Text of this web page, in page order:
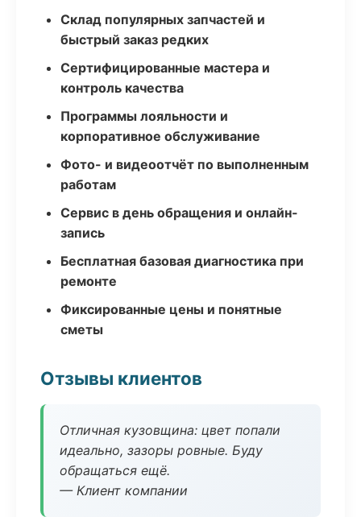
Склад популярных запчастей и
быстрый заказ редких
Сертифицированные мастера и
контроль качества
Программы лояльности и
корпоративное обслуживание
Фото- и видеоотчёт по выполненным
работам
Сервис в день обращения и онлайн-
запись
Бесплатная базовая диагностика при
ремонте
Фиксированные цены и понятные
сметы
Отзывы клиентов
Отличная кузовщина: цвет попали
идеально, зазоры ровные. Буду
обращаться ещё.
— Клиент компании